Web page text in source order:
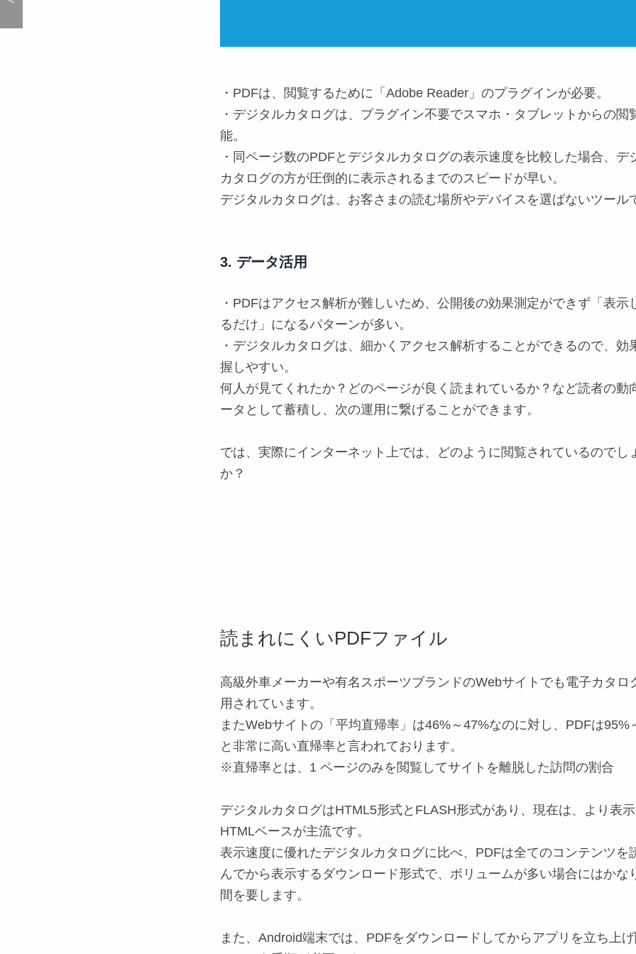
・PDFは、閲覧するために「 Adobe Reader 」のプラグインが必要。
・デジタルカタログは、プラグイン不要でスマホ・タブレット からの閲
能。
・同ページ数のPDFとデジタルカタログの表示速度を比較した場合、デ
カタログの方が圧倒的に表示されるまでのスピードが早い。
デジタルカタログは、お客さまの読む場所やデバイスを選ばないツール
3. データ活用
・PDFはアクセス解析が難しいため、公開後の効果測定ができず「表示
るだけ」になるパターンが多い。
・デジタルカタログは、細かく アクセス解析することができるので、効
握しやすい。
何人が見てくれたか？どのページが良く読まれているか？など読者の動
ータとして蓄積し、次の運用に繋げることができます。
では、実際にインターネット上では、どのように閲覧されているのでし
か？
読まれにくいPDFファイル
高級外車メーカーや有名スポーツブランドのWebサイトでも電子カタロ
用されています。
またWebサイトの「 平均直帰率 」は46%～47%なのに対し、PDFは95%
と非常に高い直帰率と言われております。
※直帰率とは、1 ページのみを閲覧してサイトを離脱した訪問の割合
デジタルカタログはHTML5形式と FLASH形式があり、現在は、より表
HTMLベースが主流です。
表示速度に優れたデジタルカタログに比べ、PDFは全てのコンテンツを
んでから表示するダウンロード形式で、ボリュームが多い場合にはかな
間を要します。
また、 Android端末では、PDFをダウンロードしてからアプリを立ち上